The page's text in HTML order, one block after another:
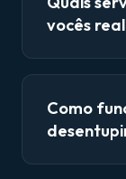
vocês
Como